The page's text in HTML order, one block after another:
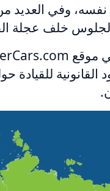
نفسه، وفي العديد
خلف عجلة
القانونية